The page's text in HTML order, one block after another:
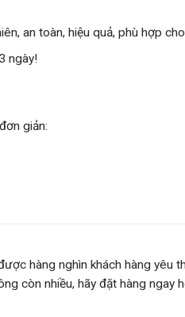
an toàn, hiệu quả, phù hợp
ngày!
giản:
hàng nghìn khách hàng yêu
còn nhiều, hãy đặt hàng ngay